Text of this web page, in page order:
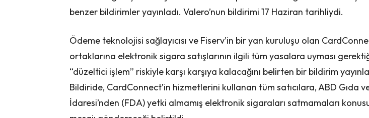
benzer bildirimler yayınladı. Valero’nun bildirimi 17 Haziran tarihliydi.
Ödeme teknolojisi sağlayıcısı ve Fiserv’in bir yan kuruluşu olan
ortaklarına elektronik sigara satışlarının ilgili tüm yasalara uyması
“düzeltici işlem” riskiyle karşı karşıya kalacağını belirten bir bildirim
Bildiride, CardConnect’in hizmetlerini kullanan tüm satıcılara, ABD Gıda
İdaresi’nden (FDA) yetki almamış elektronik sigaraları satmamaları